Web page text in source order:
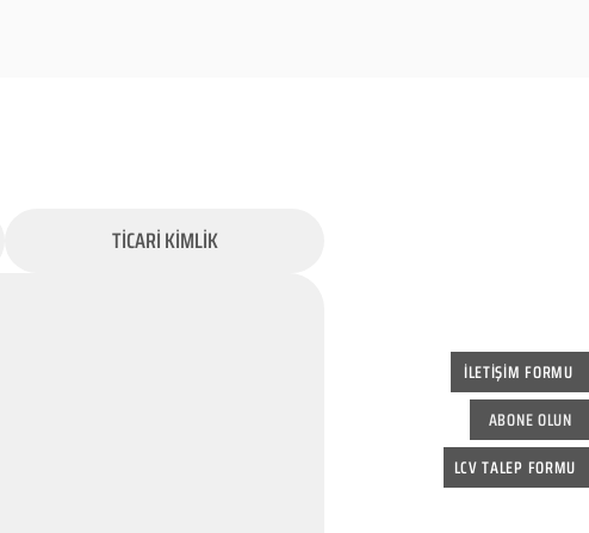
İLETİŞİM FORMU
ABONE OLUN
LCV TALEP FORMU
TİCARİ KİMLİK